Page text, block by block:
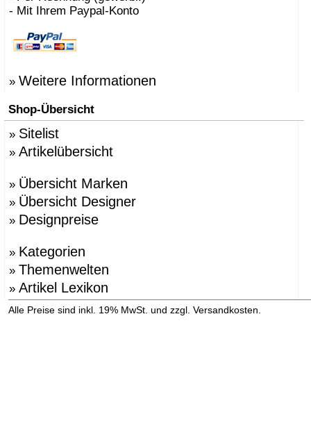
- Mit Ihrem Paypal-Konto
» Weitere Informationen
Shop-Übersicht
» Sitelist
» Artikelübersicht
» Übersicht Marken
» Übersicht Designer
» Designpreise
» Kategorien
» Themenwelten
» Artikel Lexikon
Alle Preise sind inkl. 19% MwSt. und zzgl. Versandkosten.